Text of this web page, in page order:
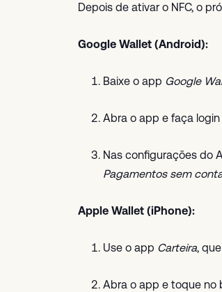
Depois de ativar o NFC, o
Google Wallet (Android):
Baixe o app Google
Abra o app e faça
Nas configurações do
Pagamentos sem
Apple Wallet (iPhone):
Use o app Carteira,
Abra o app e toque no